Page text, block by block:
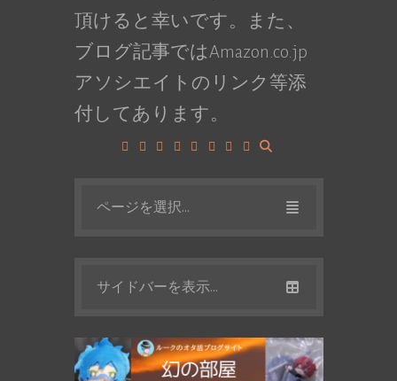
頂けると幸いです。また、
ブログ記事ではAmazon.co.jp
アソシエイトのリンク等添
付してあります。
ページを選択...
サイドバーを表示...